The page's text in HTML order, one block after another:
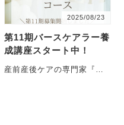
2025/08/23
第11期バースケアラー養
成講座スタート中！
産前産後ケアの専門家『バ